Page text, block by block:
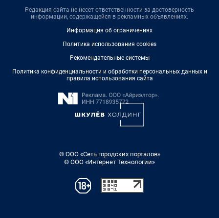
Редакция сайта не несет ответственности за достоверность
информации, содержащейся в рекламных объявлениях.
Информация об ограничениях
Политика использования cookies
Рекомендательные системы
Политика конфиденциальности и обработки персональных данных и
правила использования сайта
© ООО «Сеть городских порталов»
© ООО «Интернет Технологии»